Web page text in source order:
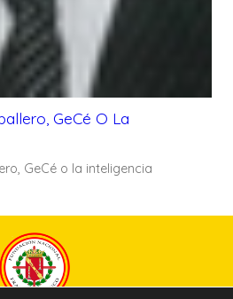
GeCé O La
GeCé o la inteligencia